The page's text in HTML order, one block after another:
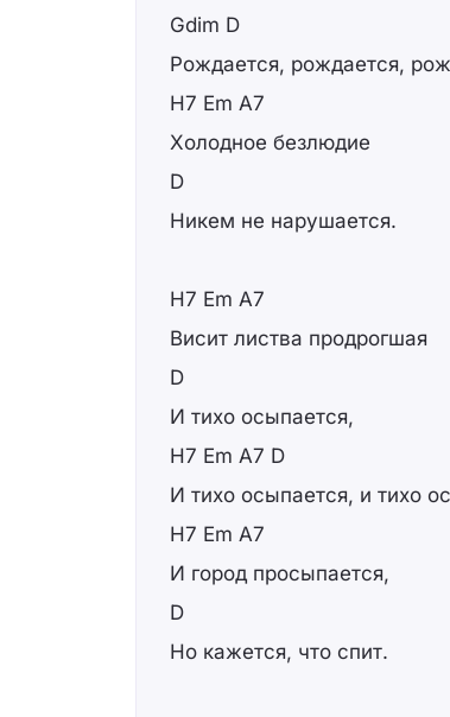
Gdim D
Рождается, рождается,
H7 Em A7
Холодное безлюдие
D
Никем не нарушается.
H7 Em A7
Висит листва продрогшая
D
И тихо осыпается,
H7 Em A7 D
И тихо осыпается, и тихо
H7 Em A7
И город просыпается,
D
Но кажется, что спит.